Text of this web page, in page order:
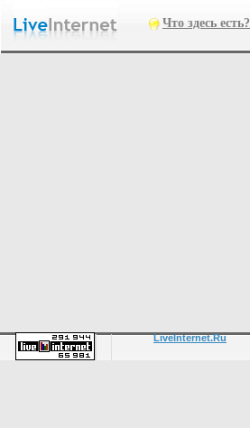
Что здесь есть?
LiveInternet.Ru